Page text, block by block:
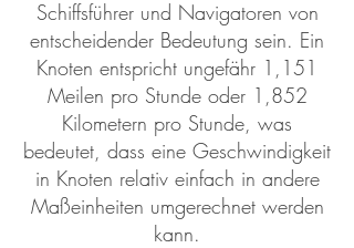
Schiffsführer und Navigatoren von
entscheidender Bedeutung sein. Ein
Knoten entspricht ungefähr 1,151
Meilen pro Stunde oder 1,852
Kilometern pro Stunde, was
bedeutet, dass eine Geschwindigkeit
in Knoten relativ einfach in andere
Maßeinheiten umgerechnet werden
kann.